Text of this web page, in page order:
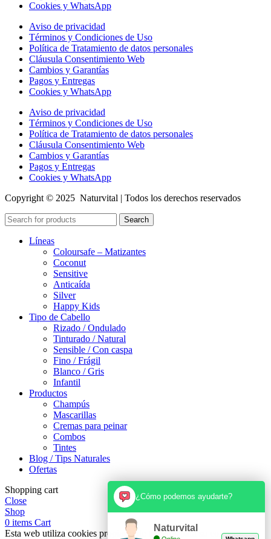
Cookies y WhatsApp
Aviso de privacidad
Términos y Condiciones de Uso
Política de Tratamiento de datos personales
Cláusula Consentimiento Web
Cambios y Garantías
Pagos y Entregas
Cookies y WhatsApp
Aviso de privacidad
Términos y Condiciones de Uso
Política de Tratamiento de datos personales
Cláusula Consentimiento Web
Cambios y Garantías
Pagos y Entregas
Cookies y WhatsApp
Copyright © 2025 Naturvital | Todos los derechos reservados
Search
Líneas
Coloursafe – Matizantes
Coconut
Sensitive
Anticaída
Silver
Happy Kids
Tipo de Cabello
Rizado / Ondulado
Tinturado / Natural
Sensible / Con caspa
Fino / Frágil
Blanco / Gris
Infantil
Productos
Champús
Mascarillas
Cremas para peinar
Combos
Tintes
Blog / Tips Naturales
Ofertas
Shopping cart
Close
Shop
0 items Cart
Esta web utiliza cookies propias y de terceros para su correcto
¿Cómo podemos ayudarte?
Naturvital